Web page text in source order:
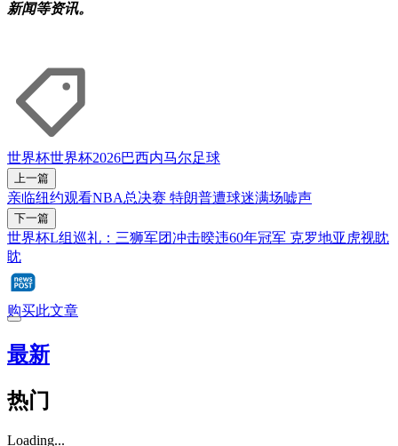
新闻等资讯。
世界杯世界杯2026巴西内马尔足球
上一篇
亲临纽约观看NBA总决赛 特朗普遭球迷满场嘘声
下一篇
世界杯L组巡礼：三狮军团冲击暌违60年冠军 克罗地亚虎视眈
眈
购买此文章
最新
热门
Loading...